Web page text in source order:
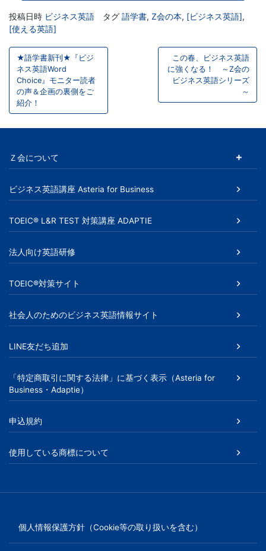
投稿日時 ビジネス英語 タグ 語学書, Z会の本, [ビジネス英語],
[使える英語]
投
稿
ナ
ビ
ゲ
ー
シ
ョ
ン
★語学書新刊★『ビジ
ネス英語Word
Choice』モニター読者
の声＆企画の裏側をご
紹介！
この春、ビジネス英語
に強くなる！ ～Z会の
ビジネス英語シリーズ
～
Ｚ会について
ビジネス英語講座 Asteria for Business
TOEIC® L&R TEST 対策講座 ADAPTIE
法人向け英語研修
TOEIC®対策サイト
社会人のためのビジネス英語情報サイト
LINE友だち追加
「特定商取引に関する法律」に基づく表示（Asteria for
Business・Adaptie）
申込規約
使用している商標について
個人情報保護方針（Cookie等の取り扱いを含む）